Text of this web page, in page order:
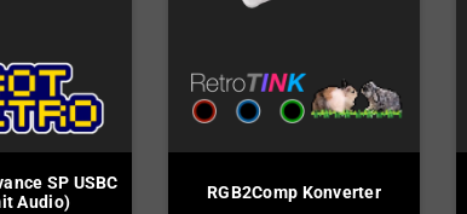
SP USBC
Audio)
RGB2Comp Konverter